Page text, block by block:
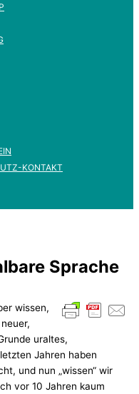
KONTAKT
Sprache
wissen,
uraltes,
Jahren haben
und nun „wissen“ wir
vor 10 Jahren kaum